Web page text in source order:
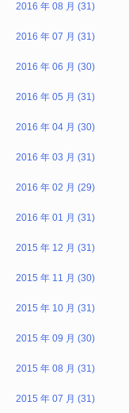
2016 年 08 月 (31)
2016 年 07 月 (31)
2016 年 06 月 (30)
2016 年 05 月 (31)
2016 年 04 月 (30)
2016 年 03 月 (31)
2016 年 02 月 (29)
2016 年 01 月 (31)
2015 年 12 月 (31)
2015 年 11 月 (30)
2015 年 10 月 (31)
2015 年 09 月 (30)
2015 年 08 月 (31)
2015 年 07 月 (31)